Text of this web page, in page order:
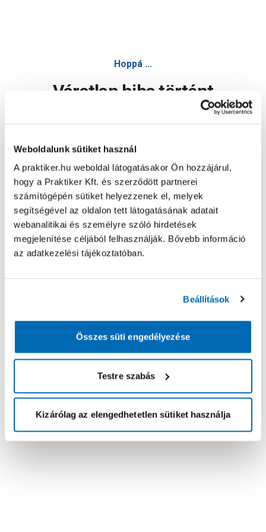
Weboldalunk sütiket használ
A praktiker.hu weboldal látogatásakor Ön hozzájárul,
hogy a Praktiker Kft. és szerződött partnerei
számítógépén sütiket helyezzenek el, melyek
segítségével az oldalon tett látogatásának adatait
webanalitikai és személyre szóló hirdetések
megjelenítése céljából felhasználják. Bővebb információ
az adatkezelési tájékoztatóban.
Beállítások
Összes süti engedélyezése
Testre szabás
Kizárólag az elengedhetetlen sütiket használja
Hoppá ...
Váratlan hiba történt
Oldal újratöltése